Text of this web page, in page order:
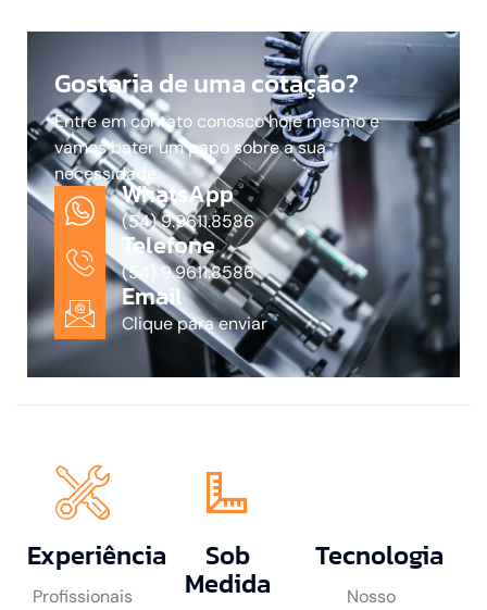
Gostaria de uma cotação?
Entre em contato conosco hoje mesmo e
vamos bater um papo sobre a sua
necessidade.
WhatsApp
(54) 9.9611.8586
Telefone
(54) 9.9611.8586
Email
Clique para enviar
Experiência
Profissionais
Sob
Medida
Tecnologia
Nosso